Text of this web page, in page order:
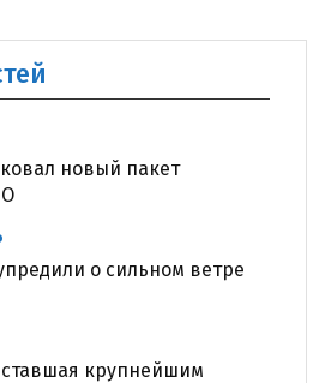
новый пакет
о сильном ветре
крупнейшим